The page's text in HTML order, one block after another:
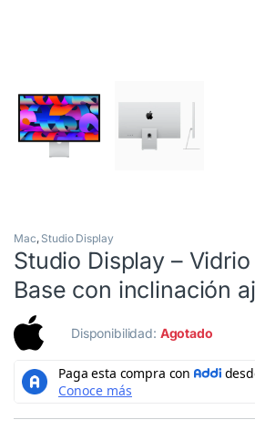
Mac, Studio Display
Studio Display –
Base con inclinación
Disponibilidad: Agotado